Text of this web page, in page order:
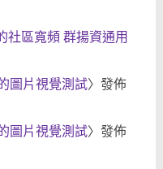
社區寬頻 群揚資通用
圖片視覺測試〉發佈
圖片視覺測試〉發佈